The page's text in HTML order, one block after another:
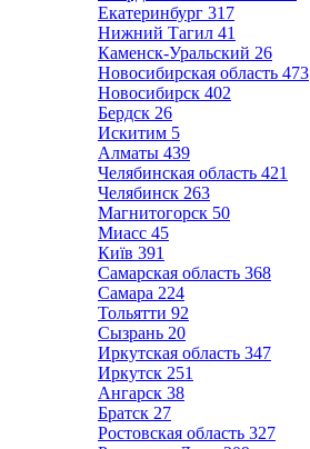
Екатеринбург 317
Нижний Тагил 41
Каменск-Уральский 26
Новосибирская область 473
Новосибирск 402
Бердск 26
Искитим 5
Алматы 439
Челябинская область 421
Челябинск 263
Магнитогорск 50
Миасс 45
Київ 391
Самарская область 368
Самара 224
Тольятти 92
Сызрань 20
Иркутская область 347
Иркутск 251
Ангарск 38
Братск 27
Ростовская область 327